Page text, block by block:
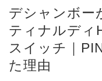
デシャンボー
ティナルディ
スイッチ｜
た理由